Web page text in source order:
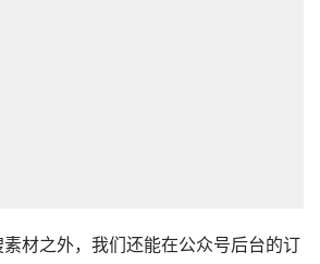
素材之外，我们还能在公众号后台的订